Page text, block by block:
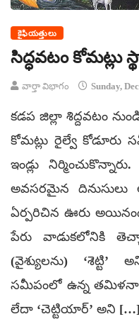
కైఫియత్తులు
సిద్ధవటం కోమట్లు
వార్తా విభాగం Sunday,
కడప జిల్లా శిద్దవటం
కోమట్లు రైల్వే కోడూరు
ఇండ్లు
అవసరమైన దినుసులు
ఏర్పరిచిన ఊరు
పేరు వాడుకలోనికి
(వైశ్యులను) ‘శెట్టి’
సమీపంలో ఉన్న
లేదా ‘చెట్టియార్’ అని […]